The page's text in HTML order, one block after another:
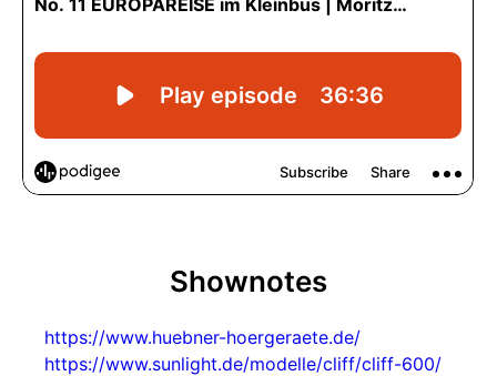
Shownotes
https://www.huebner-hoergeraete.de/
https://www.sunlight.de/modelle/cliff/cliff-600/